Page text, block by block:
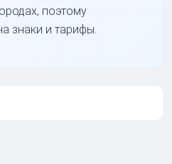
поэтому
знаки и тарифы.